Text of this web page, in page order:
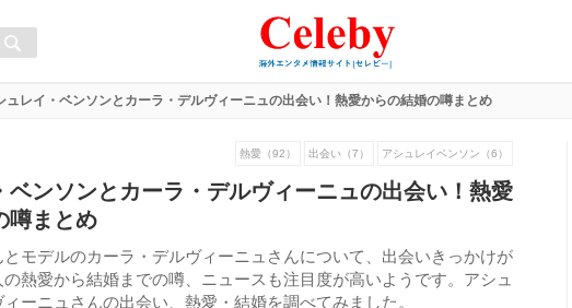
ュレイ・ベンソンとカーラ・デルヴィーニュの出会い！熱愛からの結婚の噂まとめ
熱愛（92） 出会い（7） アシュレイベンソン（6）
ベンソンとカーラ・デルヴィーニュの出会い！熱愛
噂まとめ
モデルのカーラ・デルヴィーニュさんについて、出会いきっかけが
熱愛から結婚までの噂、ニュースも注目度が高いようです。アシュ
ーニュさんの出会い、熱愛・結婚を調べてみました。